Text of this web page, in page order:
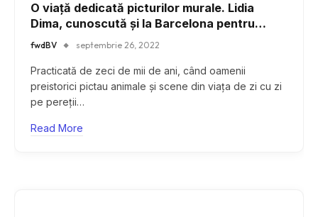
O viață dedicată picturilor murale. Lidia
Dima, cunoscută și la Barcelona pentru
lucrările sale
fwdBV septembrie 26, 2022
Practicată de zeci de mii de ani, când oamenii
preistorici pictau animale și scene din viața de zi cu zi
pe pereții…
Read More